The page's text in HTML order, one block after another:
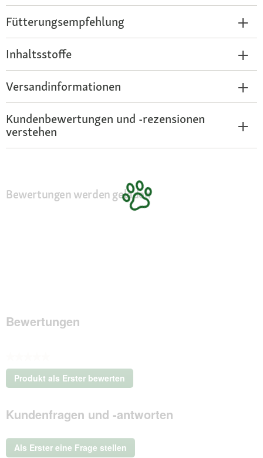
Fütterungsempfehlung
Inhaltsstoffe
Versandinformationen
Kundenbewertungen und -rezensionen
verstehen
Bewertungen werden geladen
Bewertungen
Kein
Beurteilungswert
Produkt als Erster bewerten
.
dieser
Aktion
ein
Kundenfragen und -antworten
Als Erster eine Frage stellen